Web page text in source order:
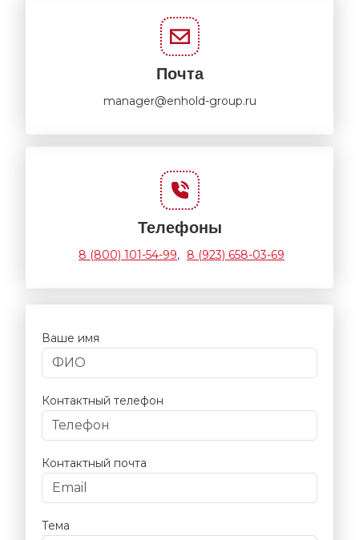
Почта
manager@enhold-group.ru
Телефоны
8 (800) 101-54-99, 8 (923) 658-03-69
Ваше имя
Контактный телефон
Контактный почта
Тема